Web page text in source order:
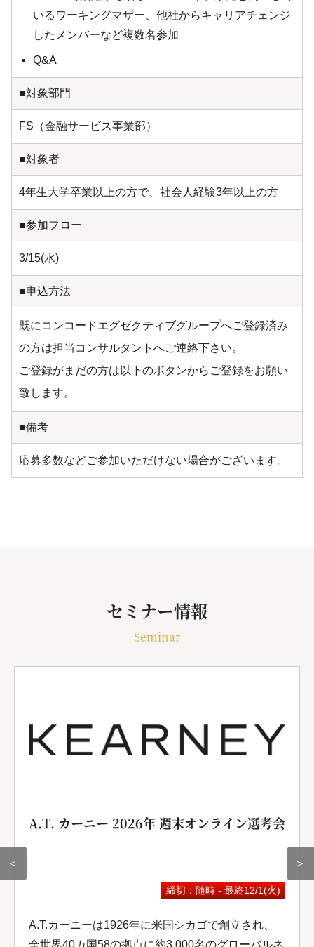
いるワーキングマザー、他社からキャリアチェンジ
したメンバーなど複数名参加
Q&A
■対象部門
FS（金融サービス事業部）
■対象者
4年生大学卒業以上の方で、社会人経験3年以上の方
■参加フロー
3/15(水)
■申込方法
既にコンコードエグゼクティブグループへご登録済み
の方は担当コンサルタントへご連絡下さい。
ご登録がまだの方は以下のボタンからご登録をお願い
致します。
■備考
応募多数などご参加いただけない場合がございます。
セミナー情報
Seminar
＜
A.T. カーニー 2026年 週末オンライン選考会
締切：随時 - 最終12/1(火)
A.T.カーニーは1926年に米国シカゴで創立され、
全世界40カ国58の拠点に約3,000名のグローバルネ
＞